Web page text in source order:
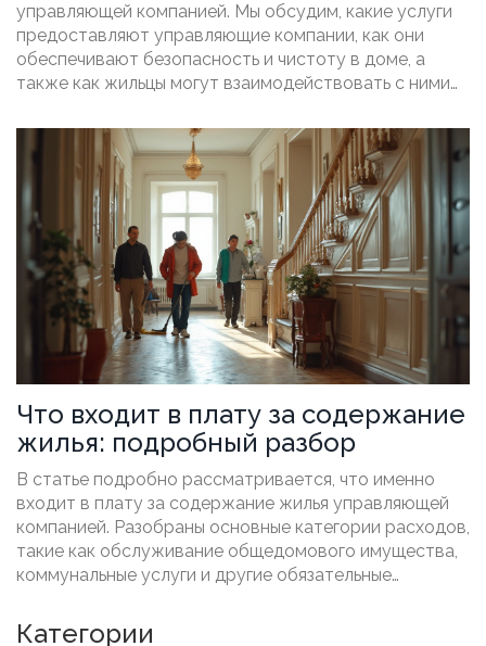
управляющей компанией. Мы обсудим, какие услуги
предоставляют управляющие компании, как они
обеспечивают безопасность и чистоту в доме, а
также как жильцы могут взаимодействовать с ними
Что входит в плату за содержание
жилья: подробный разбор
В статье подробно рассматривается, что именно
входит в плату за содержание жилья управляющей
компанией. Разобраны основные категории расходов,
такие как обслуживание общедомового имущества,
коммунальные услуги и другие обязательные
собственников жилья по контролю этих расходов.
Категории